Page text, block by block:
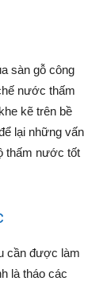
sàn gỗ công
nước thấm
kẽ trên bề
lại những vấn
thấm nước tốt
cần được làm
là tháo các